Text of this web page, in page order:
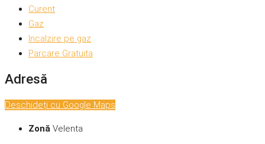
Curent
Gaz
Incalzire pe gaz
Parcare Gratuita
Adresă
Deschideți cu Google Maps
Zonă Velenta